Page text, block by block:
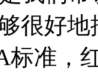
很好
标准，